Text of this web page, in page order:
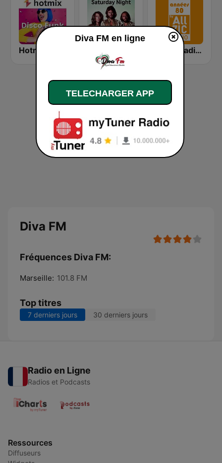
Allzic Radio Années 80
Diva FM
Fréquences Diva FM:
Marseille: 101.8 FM
Top titres
7 derniers jours 30 derniers jours
Radio en Ligne
Radios et Podcasts
Ressources
Diffuseurs
Diva FM en ligne
TELECHARGER APP